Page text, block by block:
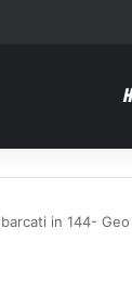
in 144-